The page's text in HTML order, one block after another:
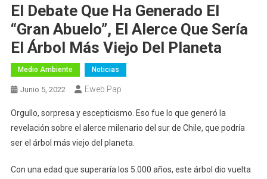
El Debate Que Ha Generado El
“Gran Abuelo”, El Alerce Que Sería
El Árbol Más Viejo Del Planeta
Medio Ambiente Noticias
Junio 5, 2022 Eweb.pap
Orgullo, sorpresa y escepticismo. Eso fue lo que generó la
revelación sobre el alerce milenario del sur de Chile, que podría
ser el árbol más viejo del planeta.
Con una edad que superaría los 5.000 años, este árbol dio vuelta